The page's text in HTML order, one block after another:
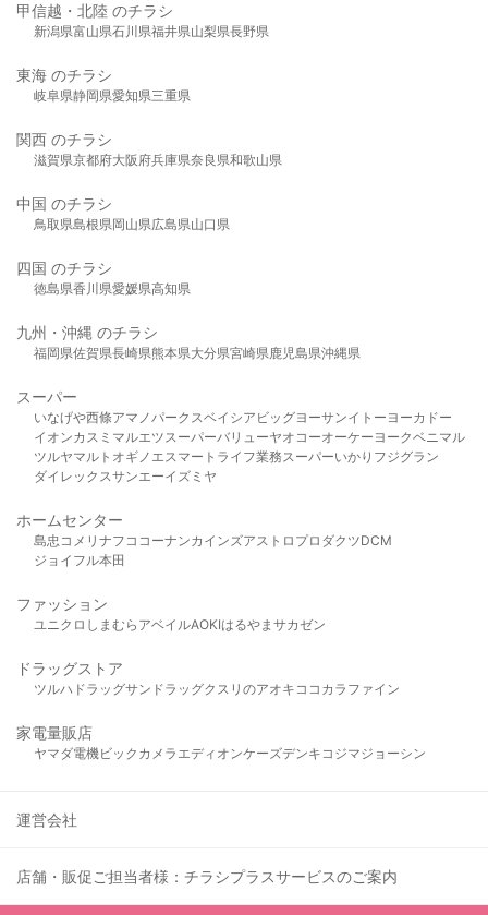
甲信越・北陸 のチラシ
新潟県富山県石川県福井県山梨県長野県
東海 のチラシ
岐阜県静岡県愛知県三重県
関西 のチラシ
滋賀県京都府大阪府兵庫県奈良県和歌山県
中国 のチラシ
鳥取県島根県岡山県広島県山口県
四国 のチラシ
徳島県香川県愛媛県高知県
九州・沖縄 のチラシ
福岡県佐賀県長崎県熊本県大分県宮崎県鹿児島県沖縄県
スーパー
いなげや西條アマノパークスベイシア ビッグヨーサンイトーヨーカドー
イオンカスミ マルエツスーパーバリューヤオコーオーケー ヨークベニマル
ツルヤマルト オギノ エスマート ライフ業務スーパーいかり フジグラン
ダイレックスサンエーイズミヤ
ホームセンター
島忠 コメリ ナフコ コーナンカインズアストロプロダクツDCM
ジョイフル本田
ファッション
ユニクロ しまむら アベイルAOKIはるやま サカゼン
ドラッグストア
ツルハドラッグサンドラッグクスリのアオキ ココカラファイン
家電量販店
ヤマダ電機ビックカメラ エディオンケーズデンキ コジマジョーシン
運営会社
店舗・販促ご担当者様：チラシプラスサービスのご案内